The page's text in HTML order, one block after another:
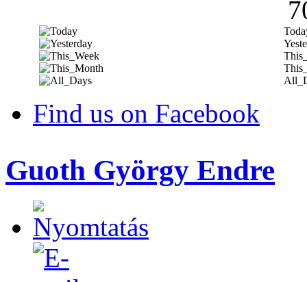
Find us on Facebook
Guoth György Endre